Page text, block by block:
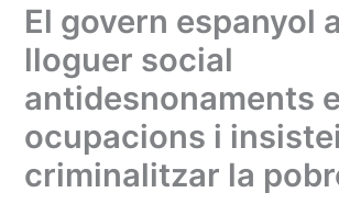
El govern espanyol
lloguer social
antidesnonaments
ocupacions i
criminalitzar la